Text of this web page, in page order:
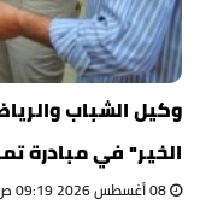
وكيل الشباب
الخير" في مبادرة